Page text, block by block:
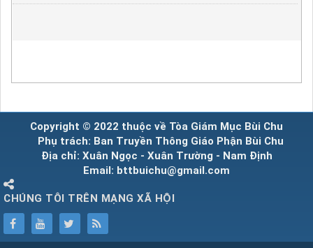
Copyright © 2022 thuộc về Tòa Giám Mục Bùi Chu
Phụ trách: Ban Truyền Thông Giáo Phận Bùi Chu
Địa chỉ: Xuân Ngọc - Xuân Trường - Nam Định
Email: bttbuichu@gmail.com
CHÚNG TÔI TRÊN MẠNG XÃ HỘI